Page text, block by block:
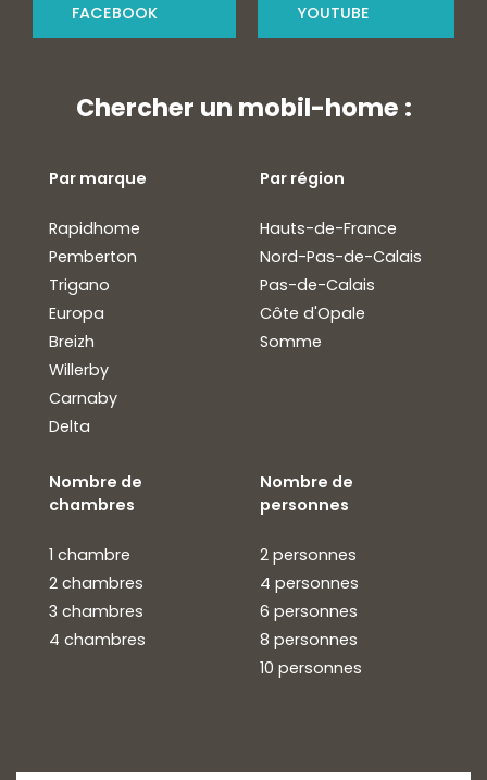
FACEBOOK
YOUTUBE
Chercher un mobil-home :
Par marque
Rapidhome
Pemberton
Trigano
Europa
Breizh
Willerby
Carnaby
Delta
Par région
Hauts-de-France
Nord-Pas-de-Calais
Pas-de-Calais
Côte d'Opale
Somme
Nombre de
chambres
1 chambre
2 chambres
3 chambres
4 chambres
Nombre de
personnes
2 personnes
4 personnes
6 personnes
8 personnes
10 personnes